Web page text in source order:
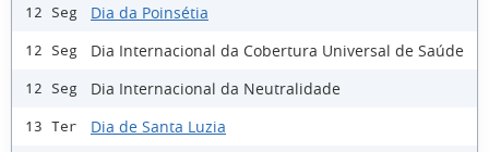
12 Seg Dia da Poinsétia
12 Seg Dia Internacional da Cobertura Universal de Saúde
12 Seg Dia Internacional da Neutralidade
13 Ter Dia de Santa Luzia